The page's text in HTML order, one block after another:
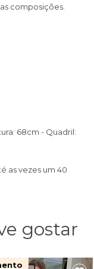
composições.
68cm - Quadril:
as vezes um 40
gostar